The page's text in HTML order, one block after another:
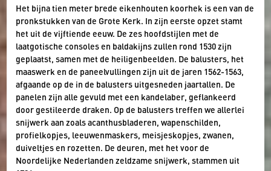
Het bijna tien meter brede eikenhouten koorhek is een van de
pronkstukken van de Grote Kerk. In zijn eerste opzet stamt
het uit de vijftiende eeuw. De zes hoofdstijlen met de
laatgotische consoles en baldakijns zullen rond 1530 zijn
geplaatst, samen met de heiligenbeelden. De balusters, het
maaswerk en de paneelvullingen zijn uit de jaren 1562-1563,
afgaande op de in de balusters uitgesneden jaartallen. De
panelen zijn alle gevuld met een kandelaber, geflankeerd
door gestileerde draken. Op de balusters treffen we allerlei
snijwerk aan zoals acanthusbladeren, wapenschilden,
profielkopjes, leeuwenmaskers, meisjeskopjes, zwanen,
duiveltjes en rozetten. De deuren, met het voor de
Noordelijke Nederlanden zeldzame snijwerk, stammen uit